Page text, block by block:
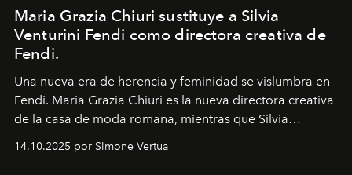
Maria Grazia Chiuri sustituye a Silvia
Venturini Fendi como directora creativa de
Fendi.
Una nueva era de herencia y feminidad se vislumbra en
Fendi. Maria Grazia Chiuri es la nueva directora creativa
de la casa de moda romana, mientras que Silvia
14.10.2025 por Simone Vertua